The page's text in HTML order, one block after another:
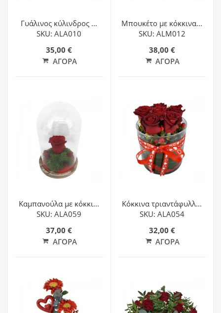
Γυάλινος κύλινδρος ...
SKU: ALA010
35,00 €
ΑΓΟΡΆ
Μπουκέτο με κόκκινα...
SKU: ALM012
38,00 €
ΑΓΟΡΆ
Καμπανούλα με κόκκι...
SKU: ALA059
37,00 €
ΑΓΟΡΆ
Κόκκινα τριαντάφυλλ...
SKU: ALA054
32,00 €
ΑΓΟΡΆ